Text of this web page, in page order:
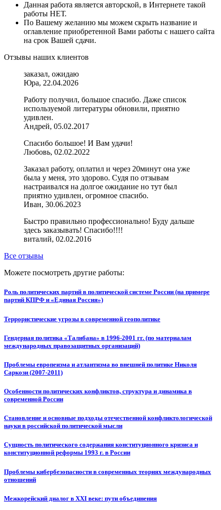
Данная работа является авторской, в Интернете такой
работы НЕТ.
По Вашему желанию мы можем скрыть название и
оглавление приобретенной Вами работы с нашего сайта
на срок Вашей сдачи.
Отзывы наших клиентов
заказал, ожидаю
Юра, 22.04.2026
Работу получил, большое спасибо. Даже список
используемой литературы обновили, приятно
удивлен.
Андрей, 05.02.2017
Спасибо большое! И Вам удачи!
Любовь, 02.02.2022
Заказал работу, оплатил и через 20минут она уже
была у меня, это здорово. Судя по отзывам
настраивался на долгое ожидание но тут был
приятно удивлен, огромное спасибо.
Иван, 30.06.2023
Быстро правильно профессионально! Буду дальше
здесь заказывать! Спасибо!!!!
виталий, 02.02.2016
Все отзывы
Можете посмотреть другие работы:
Роль политических партий в политической системе России (на примере
партий КПРФ и «Единая Россия»)
Террористические угрозы в современной геополитике
Гендерная политика «Талибана» в 1996-2001 гг. (по материалам
международных правозащитных организаций)
Проблемы европеизма и атлантизма во внешней политике Николя
Саркози (2007-2011)
Особенности политических конфликтов, структура и динамика в
современной России
Становление и основные подходы отечественной конфликтологической
науки в российской политической мысли
Сущность политического содержания конституционного кризиса и
конституционной реформы 1993 г. в России
Проблемы кибербезопасности в современных теориях международных
отношений
Межкорейский диалог в XXI веке: пути объединения